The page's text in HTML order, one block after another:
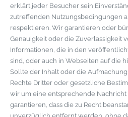
erklärt jeder Besucher sein
zutreffenden Nutzungsbedingungen
respektieren. Wir garantieren oder
Genauigkeit oder die Zuverlässigkeit
Informationen, die in den
sind, oder auch in Webseiten auf die
Sollte der Inhalt oder die
Rechte Dritter oder gesetzliche
wir um eine entsprechende
garantieren, dass die zu Recht